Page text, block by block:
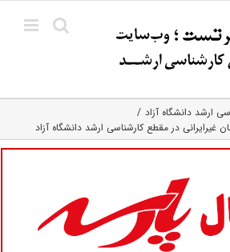
ارشد دانشگاه آزاد
غیرایرانی در مقطع کارشناسی ارشد دانشگاه آزاد